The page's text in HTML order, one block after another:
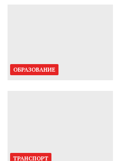
ОБРАЗОВАНИЕ
ТРАНСПОРТ